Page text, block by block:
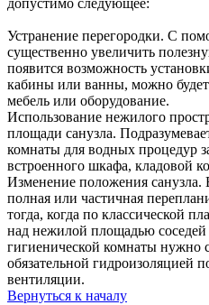
допустимо следующее:
Устранение перегородки. С
существенно увеличить
появится возможность
кабины или ванны, можно
мебель или оборудование.
Использование нежилого
площади санузла.
комнаты для водных процедур
встроенного шкафа, кладовой
Изменение положения санузла.
полная или частичная
тогда, когда по классической
над нежилой площадью
гигиенической комнаты нужно
обязательной гидроизоляцией
вентиляции.
Вернуться к началу